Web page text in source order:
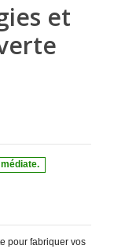
et
pour fabriquer vos